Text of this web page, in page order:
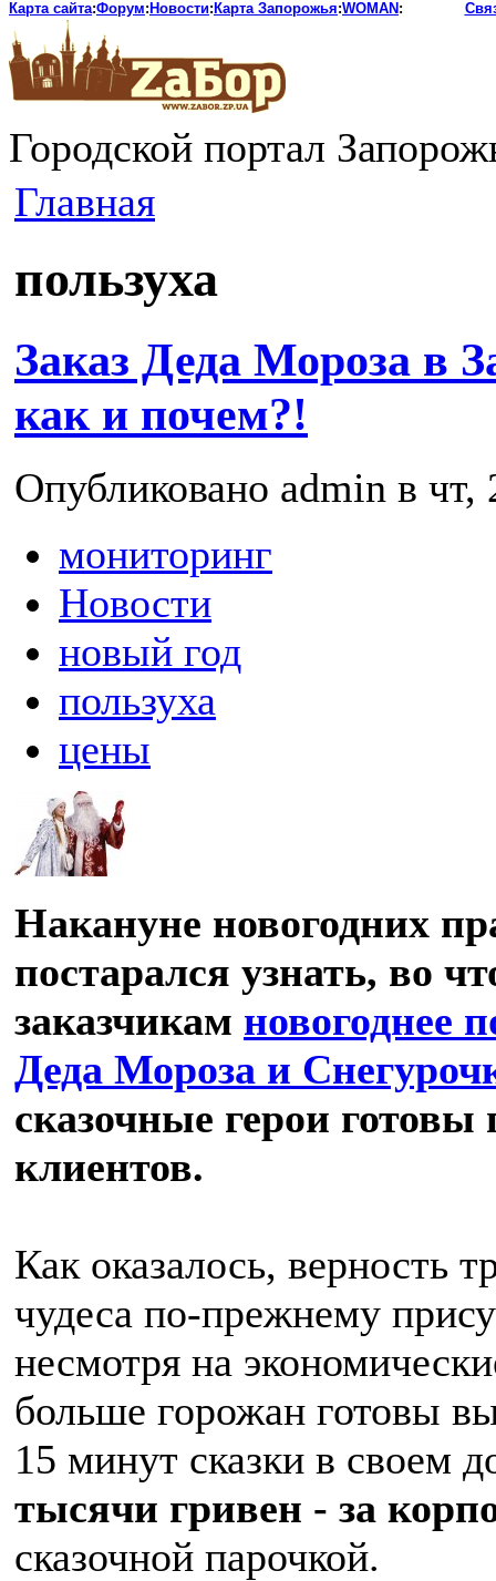
Карта сайта:Форум: Новости: Карта Запорожья:WOMAN :
Городской портал
Главная
пользуха
Заказ Деда Мороза в
как и почем?!
Опубликовано admin в
мониторинг
Новости
новый год
пользуха
цены
Накануне новогодних
постарался узнать, во
заказчикам новогоднее
Деда Мороза и
сказочные герои готовы
клиентов.
Как оказалось, верность
чудеса по-прежнему
несмотря на
больше горожан готовы
15 минут сказки в своем
тысячи гривен - за
сказочной парочкой.